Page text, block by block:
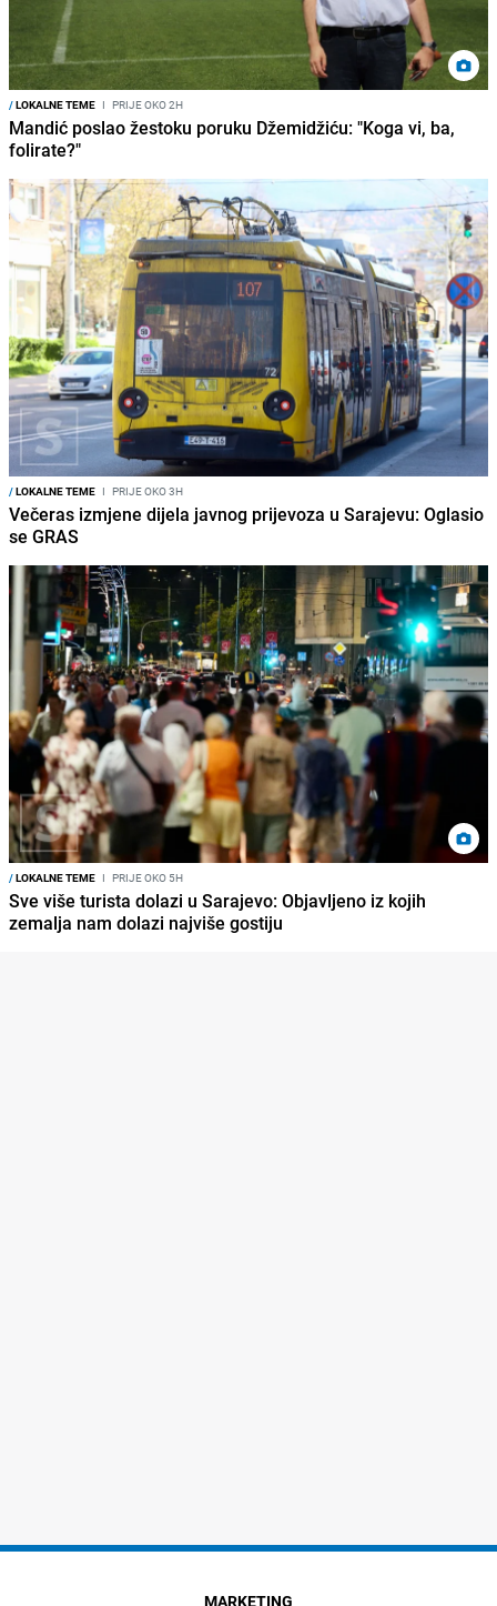
/LOKALNE TEME I PRIJE OKO 2H
Mandić poslao žestoku poruku Džemidžiću: "Koga vi, ba,
folirate?"
/LOKALNE TEME I PRIJE OKO 3H
Večeras izmjene dijela javnog prijevoza u Sarajevu: Oglasio
se GRAS
/LOKALNE TEME I PRIJE OKO 5H
Sve više turista dolazi u Sarajevo: Objavljeno iz kojih
zemalja nam dolazi najviše gostiju
MARKETING